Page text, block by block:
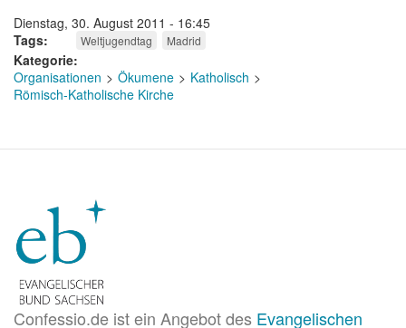
Dienstag, 30. August 2011 - 16:45
Tags
Weltjugendtag Madrid
Kategorie
Organisationen
Ökumene
Katholisch
Römisch-Katholische Kirche
Confessio.de ist ein Angebot des Evangelischen